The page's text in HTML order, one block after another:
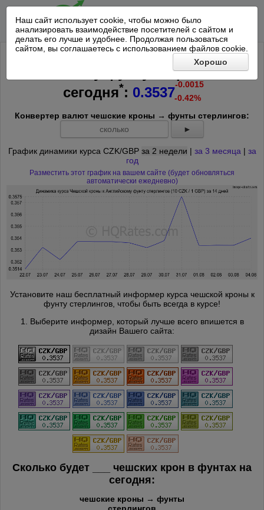
Наш сайт использует cookie, чтобы можно было
анализировать взаимодействие посетителей с сайтом и
делать его лучше и удобнее. Продолжая пользоваться
сайтом, вы соглашаетесь с использованием файлов cookie.
Хорошо
Курс 10 Чешских крон к
Английскому фунту стерлингов на
сегодня*: 0.3537-0.0015
-0.42%
Конвертер валют чешские кроны → фунты стерлингов:
►
График динамики курса CZK/GBP за 2 недели | за 3 месяца | за
год
Разместить этот график на вашем сайте (будет обновляться
автоматически ежедневно)
Установите наш бесплатный информер курса чешской кроны к
фунту стерлингов, чтобы быть всегда в курсе!
1. Выберите информер, который лучше всего впишется в
дизайн Вашего сайта:
Сколько будет
чешских крон в фунтах на
сегодня:
чешские кроны → фунты
стерлингов